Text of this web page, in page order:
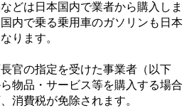
どは日本国内で業者から購入しま
内で乗る乗用車のガソリンも日本
ります。
官の指定を受けた事業者（以下
物品・サービス等を購入する場合
消費税が免除されます。